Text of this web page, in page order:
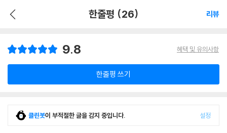
한줄평 (26) 리뷰
9.8 혜택 및 유의사항
한줄평 쓰기
클린봇이 부적절한 글을 감지 중입니다. 설정